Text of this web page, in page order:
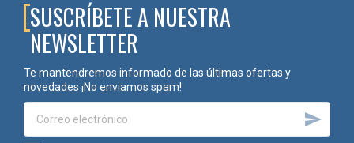
G10683001
SUSCRÍBETE A NUESTRA
NEWSLETTER
Te mantendremos informado de las últimas ofertas y
novedades ¡No enviamos spam!
